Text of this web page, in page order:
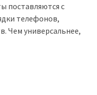
поставляются с
телефонов,
Чем универсальнее,